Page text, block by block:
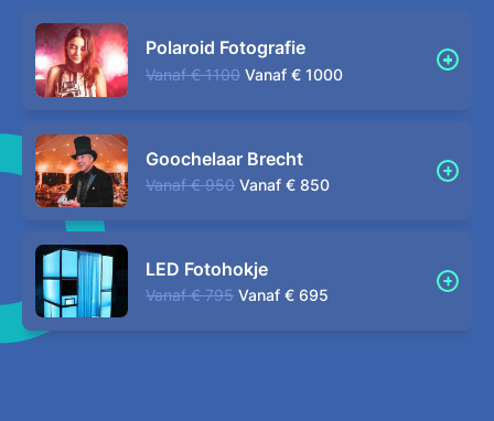
Polaroid Fotografie
Vanaf € 1100 Vanaf € 1000
Goochelaar Brecht
Vanaf € 950 Vanaf € 850
LED Fotohokje
Vanaf € 795 Vanaf € 695